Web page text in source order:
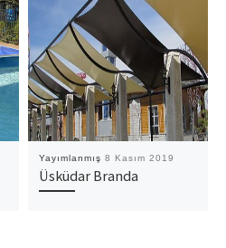
Yayımlanmış 8 Kasım 2019
Üsküdar Branda